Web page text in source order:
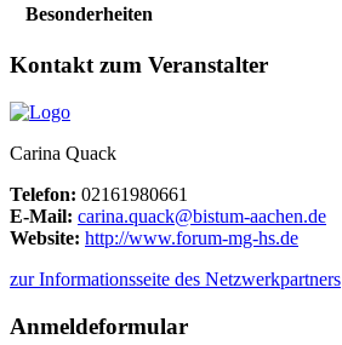
Besonderheiten
Kontakt zum Veranstalter
Carina Quack
Telefon: 02161980661
E-Mail: carina.quack@bistum-aachen.de
Website: http://www.forum-mg-hs.de
zur Informationsseite des Netzwerkpartners
Anmeldeformular